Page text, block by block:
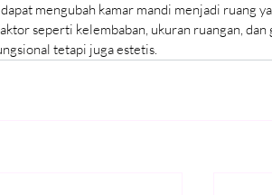
mengubah kamar mandi menjadi ruang
seperti kelembaban, ukuran ruangan, dan
tetapi juga estetis.